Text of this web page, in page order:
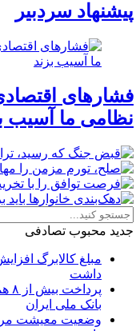
پیشنهاد سردبیر
فشارهای
نظامی ما آسیب
جدید محبوب تصادفی
مبلغ کالابرگ
داشت
بانک ملی ایران
وضعیت معیشت